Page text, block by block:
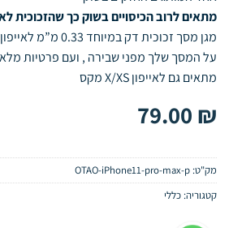
מתאים לרוב הכיסויים בשוק כך שהזכוכית
על המסך שלך מפני שבירה , ועם פרטיות
מתאים גם לאייפון X/XS מקס
79.00 ₪
מק"ט: OTAO-iPhone11-pro-max-p
קטגוריה: כללי